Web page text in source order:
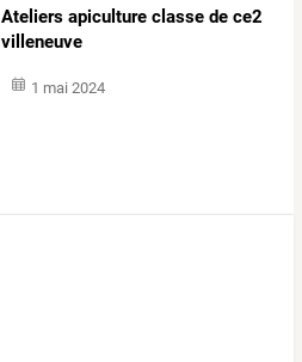
Ateliers apiculture classe de ce2
villeneuve
1 mai 2024